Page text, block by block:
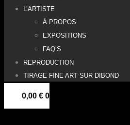
L’ARTISTE
À PROPOS
EXPOSITIONS
FAQ’S
REPRODUCTION
TIRAGE FINE ART SUR DIBOND
0,00 € 0